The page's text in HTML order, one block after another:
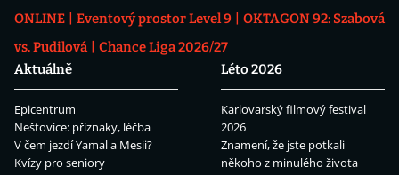
ONLINE
Eventový prostor Level 9
OKTAGON 92: Szabová
vs. Pudilová
Chance Liga 2026/27
Aktuálně
Epicentrum
Neštovice: příznaky, léčba
V čem jezdí Yamal a Mesii?
Kvízy pro seniory
Léto 2026
Karlovarský filmový festival
2026
Znamení, že jste potkali
někoho z minulého života